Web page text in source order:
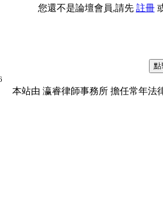
您還不是論壇會員,請先 註冊
本站由 瀛睿律師事務所 擔任常年法